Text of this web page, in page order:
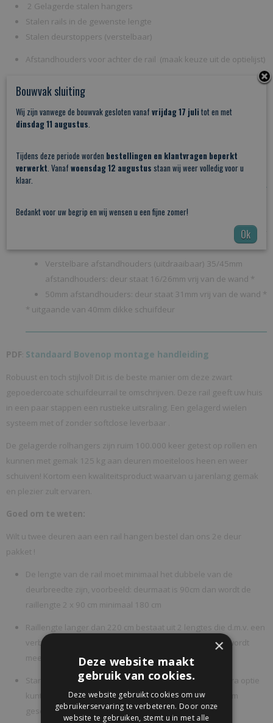
Bruto gewicht
10,00 Kg
2 Gelagerde stalen hangers
Stalen rails in de gewenste lengte
Stalen deurstoppers (verstelbaar)
Afstandhouders voor achter de rail (maak keuze uit de optielijst)
Anti Jump pads (extra borging van de deur zodat deze niet van
de rail af kan komen)
Montage schroeven/bouten voor hout én beton
Montage handleiding
Keuze uit de volgende afstandhouders:
mm vrij van de wand
​Verstelbare afstandhouders (uitdraaibaar) 35/​45mm
afstandhouders: deur staat ​16/26mm​ vrij van de wand ​*​
50mm afstandhouders: deur staat 31mm vrij van de wand *​
​* uitgaande van 40mm dikke schuifdeur
PDF Standaard Bovenop montage handleiding
Robuust en toch stijlvol! Dit is de beste manier om deze zwart
gepoedercoate schuifdeurrail te omschrijven. Deze rail geeft uw huis
in een paar stappen een rustieke uitsraling. Een gelagerd wielen
systeem met of zonder softclose leverbaar .
De gelagerde rolhangers zijn ruim 100.000 keer getest op rollen en
kunnen met gemak 125 kg aan deuren moeiteloos heen en weer
schuiven! Kortom een kwaliteitsproduct waarvan u jarenlang gemak
en plezier zult ervaren.
Goed om te weten:
Wilt u twee deuren aan een rail hangen bestel dan ons 2e deur
pakket !
De lengte van de rail moet minimaal het dubbele van de
deurbreedte zijn, voorbeeld: deurmaat is 90cm dan wordt de
raillengte 2 x 90 cm minimaal 180 cm
Raillengte langer dan 220 cm bestaat uit 2 lengtes die d.m.v. een
verbindingsplaatje aan elkaar gekoppeld wordt (deze wordt
meegeleverd)
Standaard geschikt voor deuren tot 45mm dikte, als extra optie
kunt u kiezen voor verlengde afstandhouders van 50mm
geschikt voor deuren tot 60mm dik.
Bouwvak sluiting
Wij zijn vanwege de bouwvak gesloten vanaf vrijdag 17 juli tot en met
dinsdag 11 augustus.
Tijdens deze periode worden bestellingen en klantvragen beperkt
verwerkt. Vanaf woensdag 12 augustus staan wij weer volledig voor u
klaar.
Bedankt voor uw begrip en wij wensen u een fijne zomer!
Ok
×
Deze website maakt
gebruik van cookies.
Deze website gebruikt cookies om uw
gebruikerservaring te verbeteren. Door onze
website te gebruiken, stemt u in met alle